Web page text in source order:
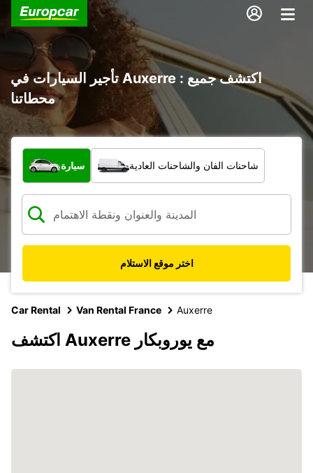
تأجير السيارات في Auxerre : اكتشف جميع
محطاتنا
ما نوع المركبة؟
سيارة شاحنات الفان والشاحنات العادية
اختر موقع الاستلام
Car Rental Van Rental France Auxerre
اكتشف Auxerre مع يوروبكار